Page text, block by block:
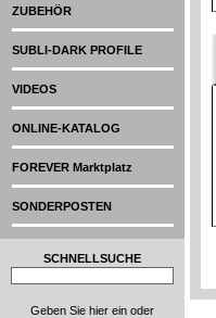
SCHNELLSUCHE
Geben Sie hier ein oder
ZUBEHÖR
SUBLI-DARK PROFILE
VIDEOS
ONLINE-KATALOG
FOREVER Marktplatz
SONDERPOSTEN